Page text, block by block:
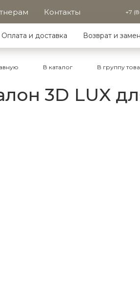
Контакты +7
Оплата и доставка Возврат и
В каталог В группу
3D LUX